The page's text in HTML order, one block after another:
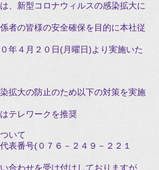
、新型コロナウィルスの感染拡大に
者の皆様の安全確保を目的に本社従
年４月２０日(月曜日)より実施いた
拡大の防止のため以下の対策を実施
テレワークを推奨
いて
表番号(０７６－２４９－２２１
合わせを受け付けしておりますが、